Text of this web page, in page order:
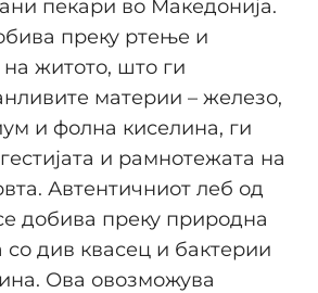
пекари во Македонија.
преку ртење и
житото, што ги
материи – железо,
и фолна киселина, ги
и рамнотежата на
Автентичниот леб од
добива преку природна
со див квасец и бактерии
Ова овозможува